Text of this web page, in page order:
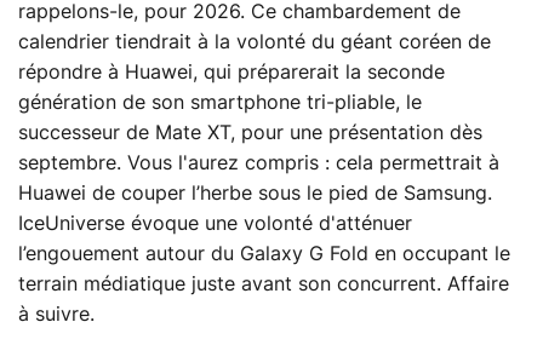
rappelons-le, pour 2026. Ce chambardement de
calendrier tiendrait à la volonté du géant coréen de
répondre à Huawei, qui préparerait la seconde
génération de son smartphone tri-pliable, le
successeur de Mate XT, pour une présentation dès
septembre. Vous l'aurez compris : cela permettrait à
Huawei de couper l’herbe sous le pied de Samsung.
IceUniverse évoque une volonté d'atténuer
l’engouement autour du Galaxy G Fold en occupant le
terrain médiatique juste avant son concurrent. Affaire
à suivre.